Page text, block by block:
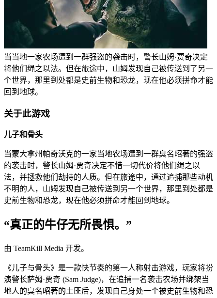
当当地一家农场遭到一群强盗的袭击时，警长山姆·贾奇决定
将他们绳之以法。但在旅途中，山姆发现自己被传送到了另一
个世界，那里到处都是史前生物和恐龙，现在他必须拼命才能
回到地球。
关于此游戏
儿子和骨头
当蒙大拿州帕奇沃克的一家当地农场遭到一群臭名昭著的强盗
的袭击时，警长山姆·贾奇决定不惜一切代价将他们绳之以
法，并拯救他们劫持的人质。但在旅途中，通过追捕那些动机
不明的人，山姆发现自己被传送到另一个世界，那里到处都是
史前生物和恐龙，现在他必须拼命才能回到地球。
“真正的牛仔无所畏惧。”
由 TeamKill Media 开发。
《儿子与骨头》是一款快节奏的第一人称射击游戏，玩家将扮
演警长萨姆·贾奇 (Sam Judge)，在追捕一名袭击农场并绑架当
地人的臭名昭著的土匪后，发现自己身处一个被史前生物和恐